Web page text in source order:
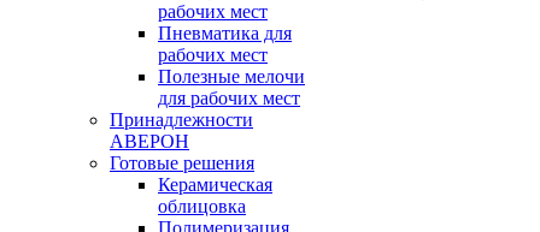
рабочих мест
Пневматика для
рабочих мест
Полезные мелочи
для рабочих мест
Принадлежности
АВЕРОН
Готовые решения
Керамическая
облицовка
Полимеризация